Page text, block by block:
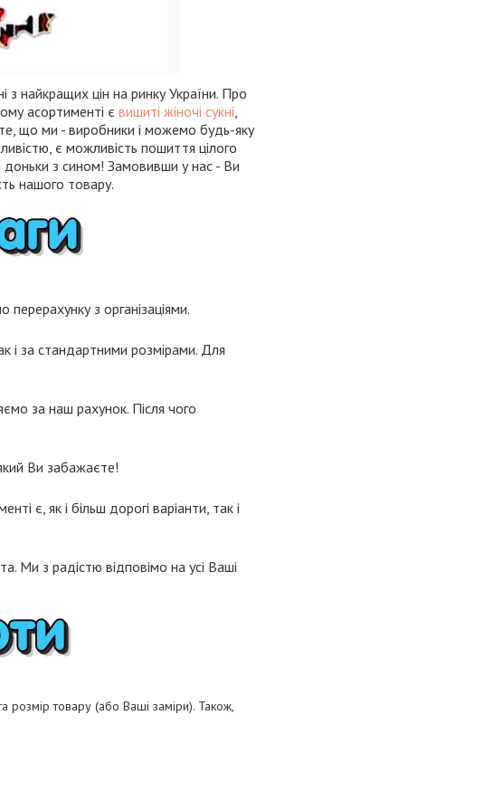
найкращих цін на ринку України. Про
асортименті є вишиті жіночі сукні,
що ми - виробники і можемо будь-яку
є можливість пошиття цілого
доньки з сином! Замовивши у нас - Ви
нашого товару.
з організаціями.
і за стандартними розмірами. Для
за наш рахунок. Після чого
Ви забажаєте!
є, як і більш дорогі варіанти, так і
Ми з радістю відповімо на усі Ваші
товару (або Ваші заміри). Також,